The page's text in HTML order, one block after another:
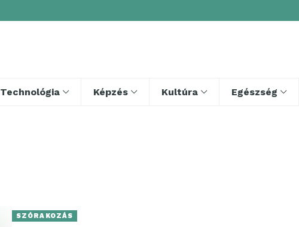
Technológia Képzés Kultúra Egészség
SZÓRAKOZÁS